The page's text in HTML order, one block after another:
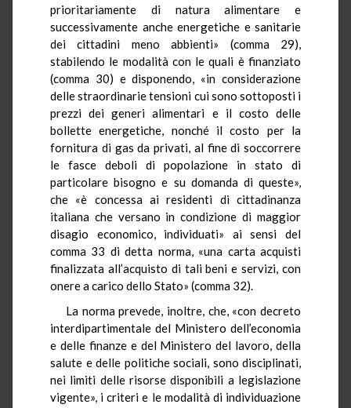
prioritariamente di natura alimentare e
successivamente anche energetiche e sanitarie
dei cittadini meno abbienti» (comma 29),
stabilendo le modalità con le quali è finanziato
(comma 30) e disponendo, «in considerazione
delle straordinarie tensioni cui sono sottoposti i
prezzi dei generi alimentari e il costo delle
bollette energetiche, nonché il costo per la
fornitura di gas da privati, al fine di soccorrere
le fasce deboli di popolazione in stato di
particolare bisogno e su domanda di queste»,
che «è concessa ai residenti di cittadinanza
italiana che versano in condizione di maggior
disagio economico, individuati» ai sensi del
comma 33 di detta norma, «una carta acquisti
finalizzata all’acquisto di tali beni e servizi, con
onere a carico dello Stato» (comma 32).
La norma prevede, inoltre, che, «con decreto
interdipartimentale del Ministero dell’economia
e delle finanze e del Ministero del lavoro, della
salute e delle politiche sociali, sono disciplinati,
nei limiti delle risorse disponibili a legislazione
vigente», i criteri e le modalità di individuazione